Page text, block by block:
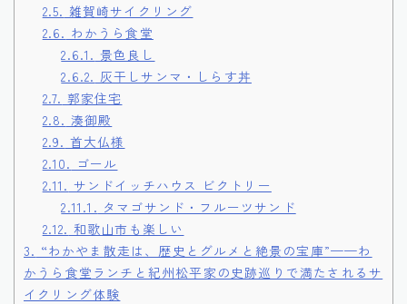
2.5. 雑賀崎サイクリング
2.6. わかうら食堂
2.6.1. 景色良し
2.6.2. 灰干しサンマ・しらす丼
2.7. 郭家住宅
2.8. 湊御殿
2.9. 首大仏様
2.10. ゴール
2.11. サンドイッチハウス ビクトリー
2.11.1. タマゴサンド・フルーツサンド
2.12. 和歌山市も楽しい
3. “わかやま散走は、歴史とグルメと絶景の宝庫”——わ
かうら食堂ランチと紀州松平家の史跡巡りで満たされるサ
イクリング体験